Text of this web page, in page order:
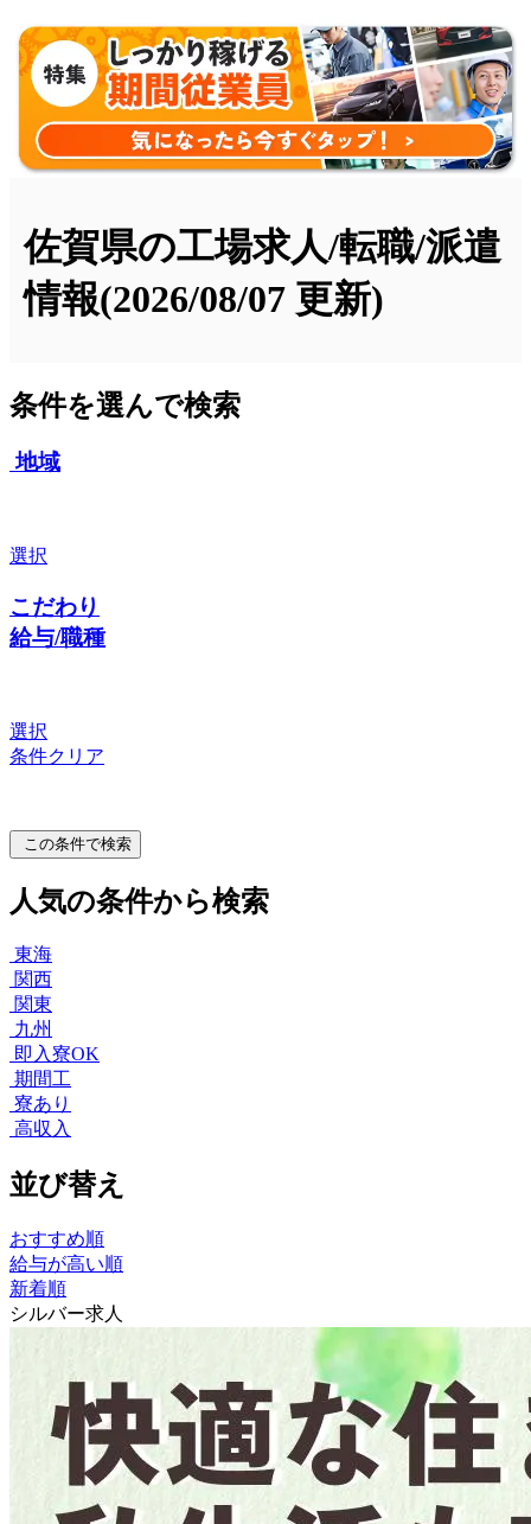
佐賀県の工場求人/転職/派遣
情報(2026/08/07 更新)
条件を選んで検索
地域
選択
こだわり
給与/職種
選択
条件クリア
この条件で検索
人気の条件から検索
東海
関西
関東
九州
即入寮OK
期間工
寮あり
高収入
並び替え
おすすめ順
給与が高い順
新着順
シルバー求人